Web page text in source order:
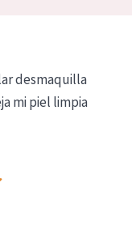
desmaquilla
mi piel limpia